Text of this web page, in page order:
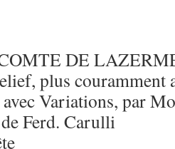
DE
plus couramment
Variations, par
Ferd. Carulli